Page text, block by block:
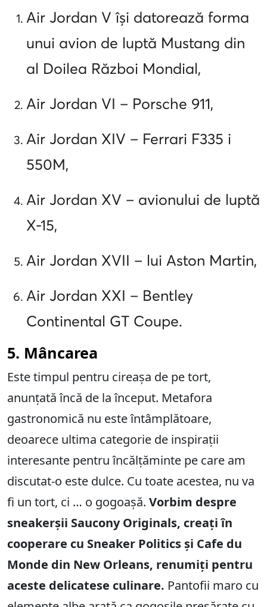
Air Jordan V își datorează forma
unui avion de luptă Mustang din
al Doilea Război Mondial,
Air Jordan VI – Porsche 911,
Air Jordan XIV – Ferrari F335 i
550M,
Air Jordan XV – avionului de luptă
X-15,
Air Jordan XVII – lui Aston Martin,
Air Jordan XXI – Bentley
Continental GT Coupe.
5. Mâncarea
Este timpul pentru cireașa de pe tort,
anunțată încă de la început. Metafora
gastronomică nu este întâmplătoare,
deoarece ultima categorie de inspirații
interesante pentru încălțăminte pe care am
discutat-o ​​este dulce. Cu toate acestea, nu va
fi un tort, ci … o gogoașă. Vorbim despre
sneakerșii Saucony Originals, creați în
cooperare cu Sneaker Politics și Cafe du
Monde din New Orleans, renumiți pentru
aceste delicatese culinare. Pantofii maro cu